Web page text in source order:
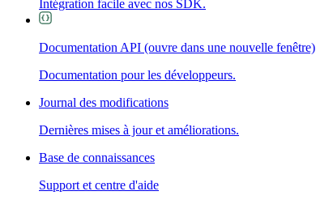
Intégration facile avec nos SDK.
Documentation API (ouvre dans une nouvelle fenêtre)
Documentation pour les développeurs.
Journal des modifications
Dernières mises à jour et améliorations.
Base de connaissances
Support et centre d'aide